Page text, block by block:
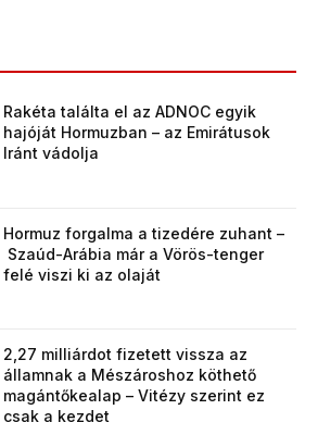
Rakéta találta el az ADNOC egyik
hajóját Hormuzban – az Emirátusok
Iránt vádolja
Hormuz forgalma a tizedére zuhant –
Szaúd-Arábia már a Vörös-tenger
felé viszi ki az olaját
2,27 milliárdot fizetett vissza az
államnak a Mészároshoz köthető
magántőkealap – Vitézy szerint ez
csak a kezdet